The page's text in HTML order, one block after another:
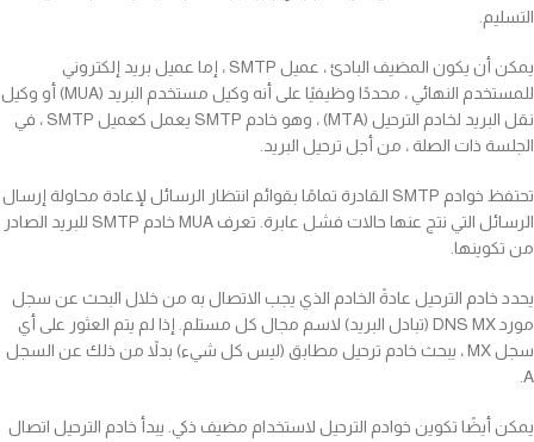
التسليم.
يمكن أن يكون المضيف البادئ ، عميل SMTP ، إما عميل بريد إلكتروني
للمستخدم النهائي ، محددًا وظيفيًا على أنه وكيل مستخدم البريد (MUA) أو وكيل
نقل البريد لخادم الترحيل (MTA) ، وهو خادم SMTP يعمل كعميل SMTP ، في
الجلسة ذات الصلة ، من أجل ترحيل البريد.
تحتفظ خوادم SMTP القادرة تمامًا بقوائم انتظار الرسائل لإعادة محاولة إرسال
الرسائل التي نتج عنها حالات فشل عابرة. تعرف MUA خادم SMTP للبريد الصادر
من تكوينها.
يحدد خادم الترحيل عادةً الخادم الذي يجب الاتصال به من خلال البحث عن سجل
مورد DNS MX (تبادل البريد) لاسم مجال كل مستلم. إذا لم يتم العثور على أي
سجل MX ، يبحث خادم ترحيل مطابق (ليس كل شيء) بدلاً من ذلك عن السجل
A.
يمكن أيضًا تكوين خوادم الترحيل لاستخدام مضيف ذكي. يبدأ خادم الترحيل اتصال